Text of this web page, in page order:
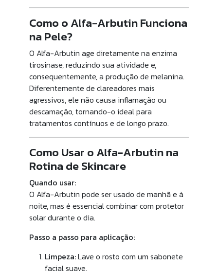
Como o Alfa-Arbutin Funciona
na Pele?
O Alfa-Arbutin age diretamente na enzima
tirosinase, reduzindo sua atividade e,
consequentemente, a produção de melanina.
Diferentemente de clareadores mais
agressivos, ele não causa inflamação ou
descamação, tornando-o ideal para
tratamentos contínuos e de longo prazo.
Como Usar o Alfa-Arbutin na
Rotina de Skincare
Quando usar:
O Alfa-Arbutin pode ser usado de manhã e à
noite, mas é essencial combinar com protetor
solar durante o dia.
Passo a passo para aplicação:
Limpeza:Lave o rosto com um sabonete
facial suave.